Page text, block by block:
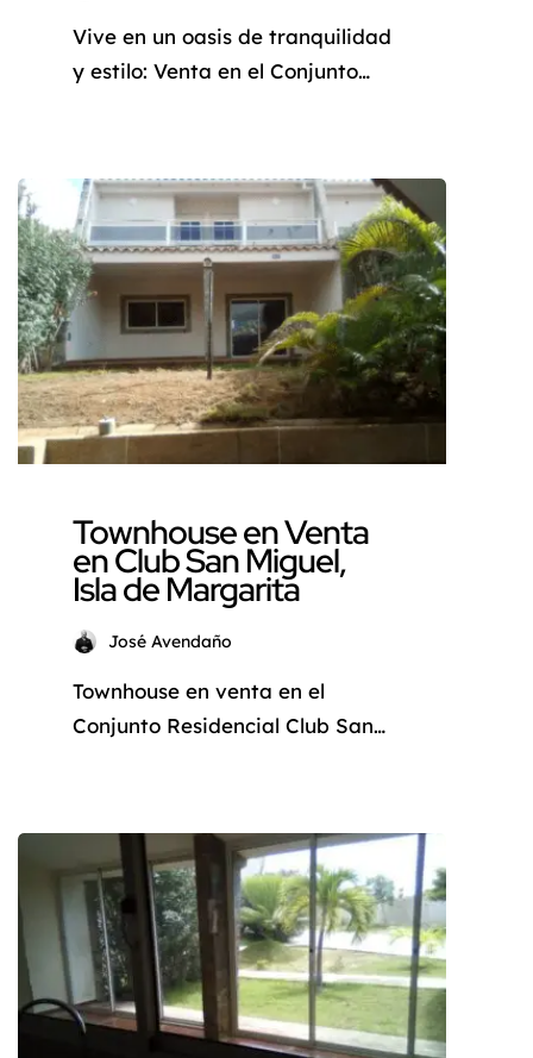
Vive en un oasis de tranquilidad
y estilo: Venta en el Conjunto
fresco de montaña, la
seguridad, el confort y el estilo
se fusionen a la perfección?
Deja de soñar y descubre este
amplio Adosado ubicado en el
Conjunto Residencial San
Miguel, en la zona […]
Townhouse en Venta
en Club San Miguel,
Isla de Margarita
José Avendaño
Townhouse en venta en el
Conjunto Residencial Club San
la seguridad y el confort se
fusionen a la perfección? Deja
de soñar y descubre este
espectacular Townhouse
ubicado en el Conjunto
Residencial Club San Miguel, en
la zona sureste de la Isla de